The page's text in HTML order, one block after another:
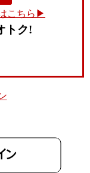
こちら▶
トク!
ン